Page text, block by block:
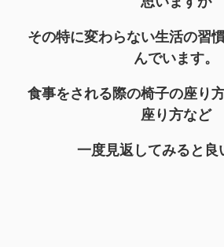
その特に変わらない生活の習
んでいます。
食事をされる際の椅子の座り
座り方など
一度見返してみると良